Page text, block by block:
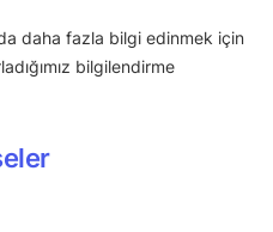
daha fazla bilgi edinmek için
bilgilendirme